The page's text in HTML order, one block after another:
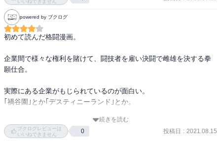
いので見て欲しい。声優も最高なのでおすすめ。
かっこいいツダケンも、マッドサイエンティストな石田彰もいる
よ！他にもいるよ！
いいねできません
powered by ブクログ
初めて読んだ格闘漫画。
企業間で様々な権利を賭けて、闘技者を雇い決闘で雌雄を決する拳
願仕合。
実際にある企業がもじられているのが面白い。
｢禍谷園｣とか｢デスティニーランド｣とか。
個性豊かな闘技者たちのタイマンバトルは迫力があり、どの仕合も
ワクワクします。
続きを読む
ブクログレビューは
いいねできません
0 投稿日 : 2021.08.15